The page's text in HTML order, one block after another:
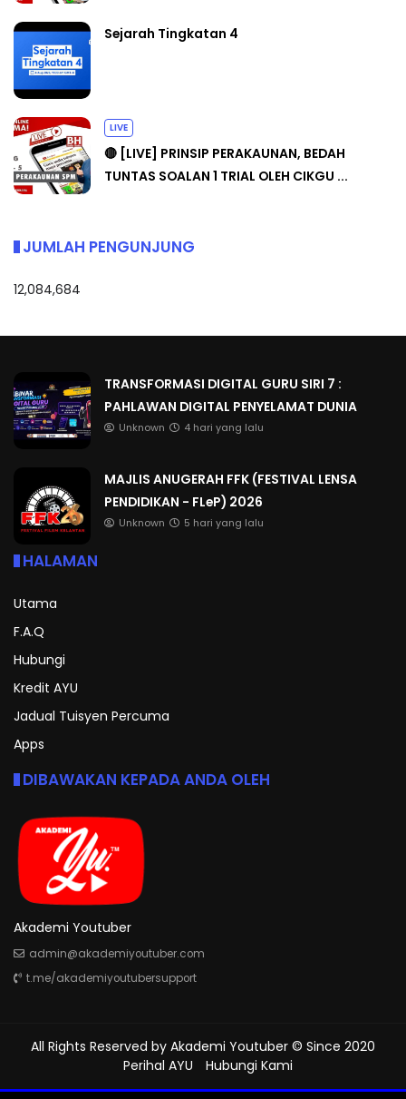
Sejarah Tingkatan 4
LIVE
🔴 [LIVE] PRINSIP PERAKAUNAN, BEDAH
TUNTAS SOALAN 1 TRIAL OLEH CIKGU ...
JUMLAH PENGUNJUNG
12,084,684
TRANSFORMASI DIGITAL GURU SIRI 7 :
PAHLAWAN DIGITAL PENYELAMAT DUNIA
Unknown 4 hari yang lalu
MAJLIS ANUGERAH FFK (FESTIVAL LENSA
PENDIDIKAN - FLeP) 2026
Unknown 5 hari yang lalu
HALAMAN
Utama
F.A.Q
Hubungi
Kredit AYU
Jadual Tuisyen Percuma
Apps
DIBAWAKAN KEPADA ANDA OLEH
Akademi Youtuber
admin@akademiyoutuber.com
t.me/akademiyoutubersupport
All Rights Reserved by Akademi Youtuber © Since 2020
Perihal AYU
Hubungi Kami